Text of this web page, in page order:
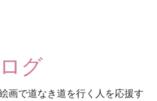
グ
画で道なき道を行く人を応援す